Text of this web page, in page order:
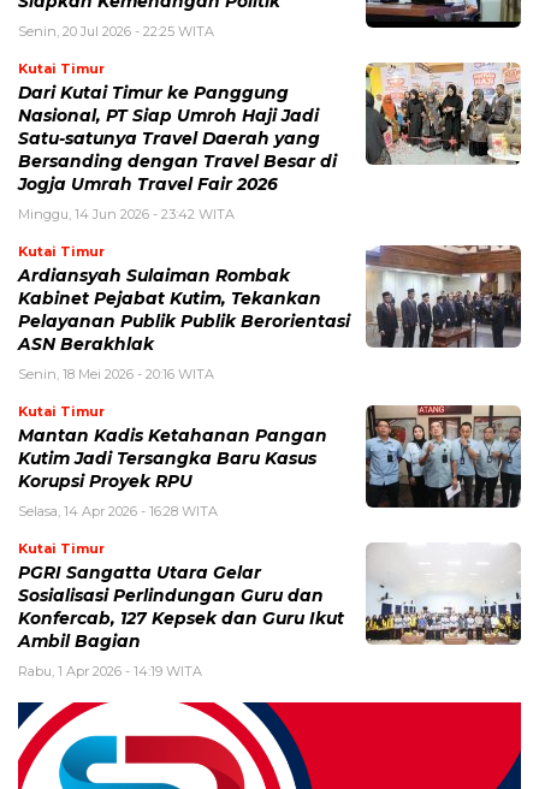
Senin, 20 Jul 2026 - 22:25 WITA
Kutai Timur
Dari Kutai Timur ke Panggung
Nasional, PT Siap Umroh Haji Jadi
Satu-satunya Travel Daerah yang
Bersanding dengan Travel Besar di
Jogja Umrah Travel Fair 2026
Minggu, 14 Jun 2026 - 23:42 WITA
Kutai Timur
Ardiansyah Sulaiman Rombak
Kabinet Pejabat Kutim, Tekankan
Pelayanan Publik Publik Berorientasi
ASN Berakhlak
Senin, 18 Mei 2026 - 20:16 WITA
Kutai Timur
Mantan Kadis Ketahanan Pangan
Kutim Jadi Tersangka Baru Kasus
Korupsi Proyek RPU
Selasa, 14 Apr 2026 - 16:28 WITA
Kutai Timur
PGRI Sangatta Utara Gelar
Sosialisasi Perlindungan Guru dan
Konfercab, 127 Kepsek dan Guru Ikut
Ambil Bagian
Rabu, 1 Apr 2026 - 14:19 WITA